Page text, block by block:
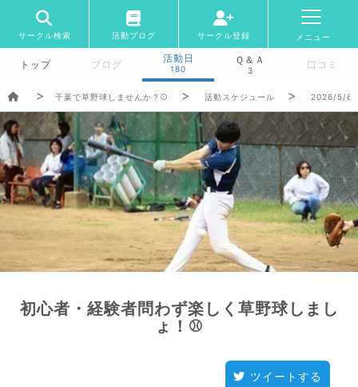
サークル検索 活動ブログ サークル登録 メニュー
トップ ブログ
活動日
180
Ｑ＆Ａ
3 口コミ
千葉で草野球しませんか？⚾️ 活動スケジュール 2026/5/6(
初心者・経験者問わず楽しく草野球しまし
ょ！⚾️
ツイートする